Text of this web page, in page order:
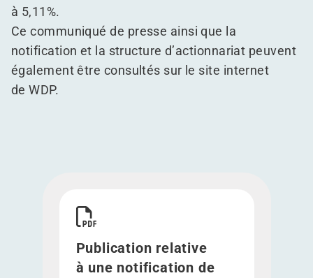
à 5,11%.
Ce communiqué de presse ainsi que la
notification et la structure d’actionnariat peuvent
également être consultés sur le site internet
de WDP.
Publication relative
à une notification de